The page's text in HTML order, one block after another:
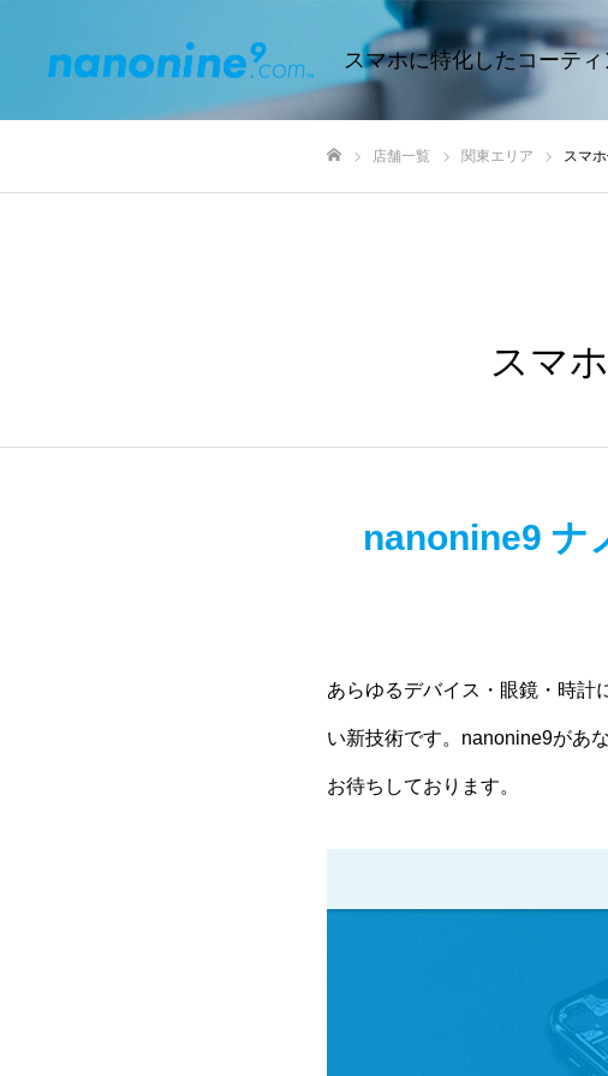
スマホに特化したコーテ
店舗一覧 関東エリア スマ
スマ
nanonine9 ナ
あらゆるデバイス・眼鏡・時計
い新技術です。nanonine9があ
お待ちしております。